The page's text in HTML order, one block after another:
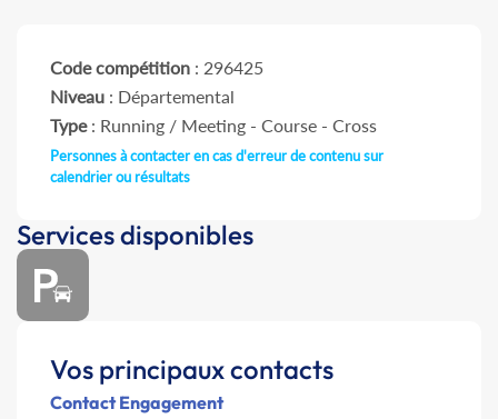
Code compétition : 296425
Niveau : Départemental
Type: Running / Meeting - Course - Cross
Personnes à contacter en cas d'erreur de contenu sur
calendrier ou résultats
Services disponibles
Vos principaux contacts
Contact Engagement